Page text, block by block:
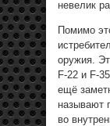
невелик
Помимо
оружия.
F-22 и F-
ещё
называют
во